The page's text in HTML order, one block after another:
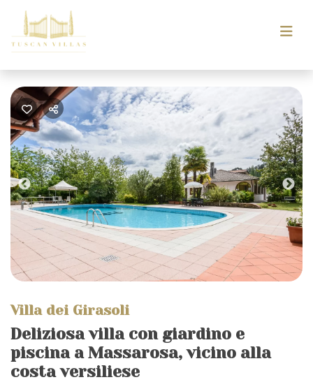
Previous
Villa dei Girasoli
Deliziosa villa con giardino e
piscina a Massarosa, vicino alla
costa versiliese